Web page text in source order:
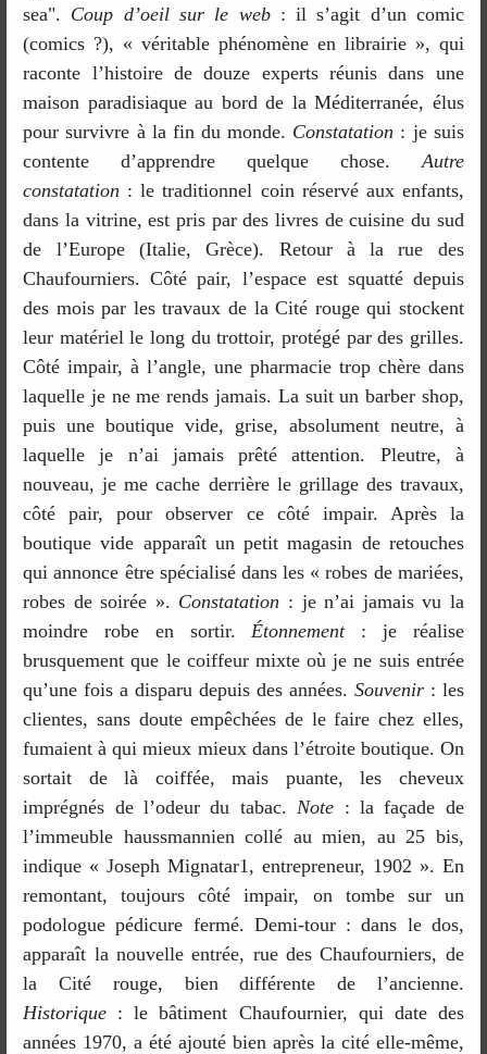
sea". Coup d’oeil sur le web: il s’agit d’un comic
(comics ?), « véritable phénomène en librairie », qui
raconte l’histoire de douze experts réunis dans une
maison paradisiaque au bord de la Méditerranée, élus
pour survivre à la fin du monde. Constatation : je suis
contente d’apprendre quelque chose. Autre
constatation : le traditionnel coin réservé aux enfants,
dans la vitrine, est pris par des livres de cuisine du sud
de l’Europe (Italie, Grèce). Retour à la rue des
Chaufourniers. Côté pair, l’espace est squatté depuis
des mois par les travaux de la Cité rouge qui stockent
leur matériel le long du trottoir, protégé par des grilles.
Côté impair, à l’angle, une pharmacie trop chère dans
laquelle je ne me rends jamais. La suit un barber shop,
puis une boutique vide, grise, absolument neutre, à
laquelle je n’ai jamais prêté attention. Pleutre, à
nouveau, je me cache derrière le grillage des travaux,
côté pair, pour observer ce côté impair. Après la
boutique vide apparaît un petit magasin de retouches
qui annonce être spécialisé dans les « robes de mariées,
robes de soirée ». Constatation : je n’ai jamais vu la
moindre robe en sortir. Étonnement: je réalise
brusquement que le coiffeur mixte où je ne suis entrée
qu’une fois a disparu depuis des années. Souvenir: les
clientes, sans doute empêchées de le faire chez elles,
fumaient à qui mieux mieux dans l’étroite boutique. On
sortait de là coiffée, mais puante, les cheveux
imprégnés de l’odeur du tabac. Note : la façade de
l’immeuble haussmannien collé au mien, au 25 bis,
indique « Joseph Mignatar1, entrepreneur, 1902 ». En
remontant, toujours côté impair, on tombe sur un
podologue pédicure fermé. Demi-tour : dans le dos,
apparaît la nouvelle entrée, rue des Chaufourniers, de
la Cité rouge, bien différente de l’ancienne.
Historique : le bâtiment Chaufournier, qui date des
années 1970, a été ajouté bien après la cité elle-même,